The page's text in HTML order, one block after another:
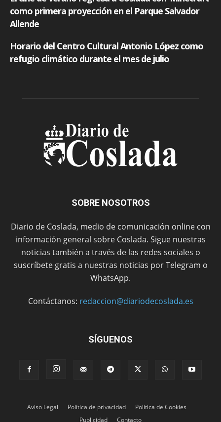
SOBRE NOSOTROS
Diario de Coslada, medio de comunicación online con
información general sobre Coslada. Sigue nuestras
noticias también a través de las redes sociales o
suscríbete gratis a nuestras noticias por Telegram o
WhatsApp.
Contáctanos: redaccion@diariodecoslada.es
SÍGUENOS
Aviso Legal Política de privacidad
Política de Cookies
Publicidad
Contacto